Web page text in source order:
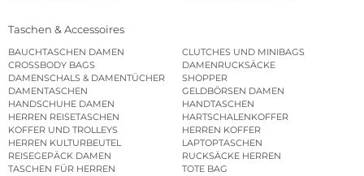
Taschen & Accessoires
BAUCHTASCHEN DAMEN
CLUTCHES UND MINIBAGS
CROSSBODY BAGS
DAMENRUCKSÄCKE
DAMENSCHALS & DAMENTÜCHER
SHOPPER
DAMENTASCHEN
GELDBÖRSEN DAMEN
HANDSCHUHE DAMEN
HANDTASCHEN
HERREN REISETASCHEN
HARTSCHALENKOFFER
KOFFER UND TROLLEYS
HERREN KOFFER
HERREN KULTURBEUTEL
LAPTOPTASCHEN
REISEGEPÄCK DAMEN
RUCKSÄCKE HERREN
TASCHEN FÜR HERREN
TOTE BAG